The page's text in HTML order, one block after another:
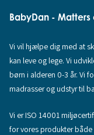
BabyDan -
Vi vil hjælpe dig med at
kan leve og lege. Vi
børn i alderen 0-3 år. Vi
madrasser og udstyr til
Vi er ISO 14001
for vores produkter